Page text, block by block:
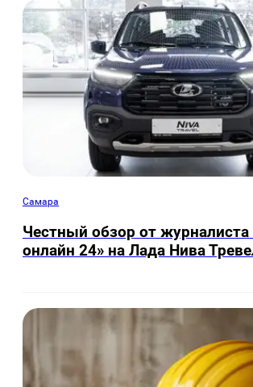
Самара
Честный обзор от журналиста
онлайн 24» на Лада Нива